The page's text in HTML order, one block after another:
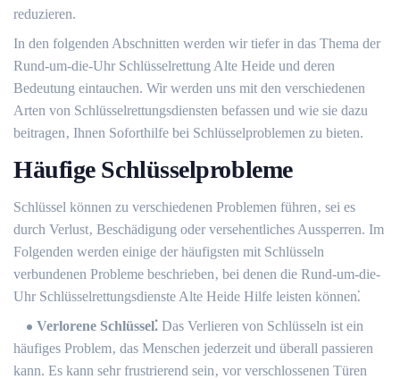
reduzieren.​
In den folgenden Abschnitten werden wir tiefer in das Thema der
Rund-um-die-Uhr Schlüsselrettung Alte Heide und deren
Bedeutung eintauchen.​ Wir werden uns mit den verschiedenen
Arten von Schlüsselrettungsdiensten befassen und wie sie dazu
beitragen‚ Ihnen Soforthilfe bei Schlüsselproblemen zu bieten.​
Häufige Schlüsselprobleme
Schlüssel können zu verschiedenen Problemen führen‚ sei es
durch Verlust‚ Beschädigung oder versehentliches Aussperren. Im
Folgenden werden einige der häufigsten mit Schlüsseln
verbundenen Probleme beschrieben‚ bei denen die Rund-um-die-
Uhr Schlüsselrettungsdienste Alte Heide Hilfe leisten können⁚
Verlorene Schlüssel⁚ Das Verlieren von Schlüsseln ist ein
häufiges Problem‚ das Menschen jederzeit und überall passieren
kann.​ Es kann sehr frustrierend sein‚ vor verschlossenen Türen